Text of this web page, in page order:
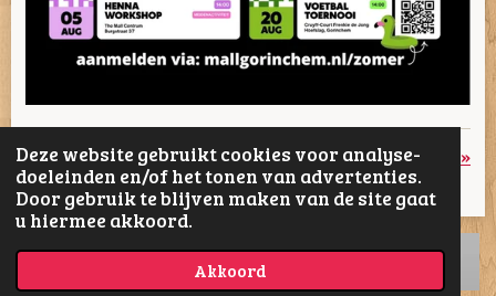
Deze website gebruikt cookies voor analyse-
doeleinden en/of het tonen van advertenties.
Door gebruik te blijven maken van de site gaat
u hiermee akkoord.
Akkoord
«Vorige Volgende »
D
e
D
e
S
h
D
e